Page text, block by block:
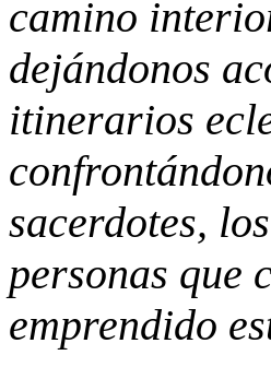
camino
dejándonos
itinerarios
sacerdotes,
personas que
emprendido